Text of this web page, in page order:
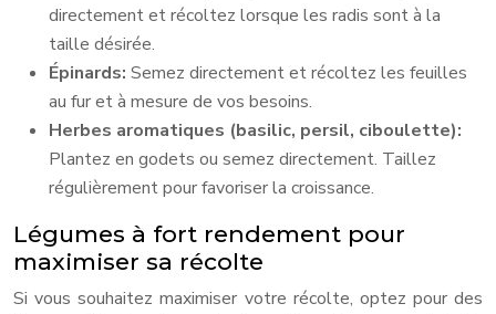
directement et récoltez lorsque les radis sont à la
taille désirée.
Épinards: Semez directement et récoltez les feuilles
au fur et à mesure de vos besoins.
Herbes aromatiques (basilic, persil, ciboulette):
Plantez en godets ou semez directement. Taillez
régulièrement pour favoriser la croissance.
Légumes à fort rendement pour
maximiser sa récolte
Si vous souhaitez maximiser votre récolte, optez pour des